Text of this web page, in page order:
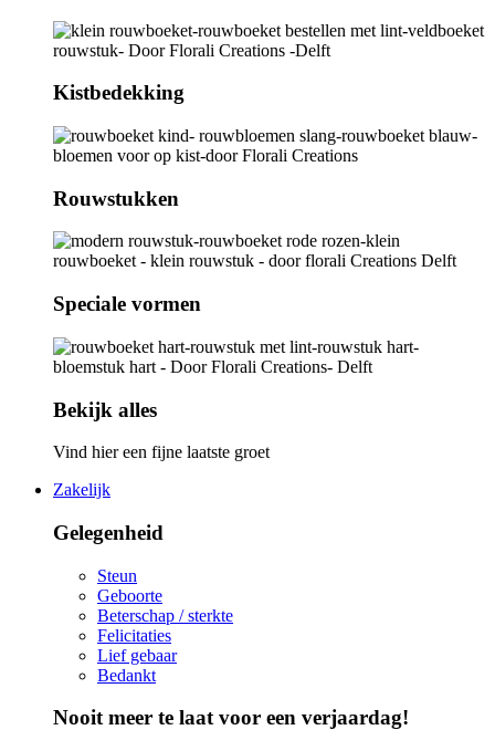
Kistbedekking
Rouwstukken
Speciale vormen
Bekijk alles
Vind hier een fijne laatste groet
Zakelijk
Gelegenheid
Steun
Geboorte
Beterschap / sterkte
Felicitaties
Lief gebaar
Bedankt
Nooit meer te laat voor een verjaardag!